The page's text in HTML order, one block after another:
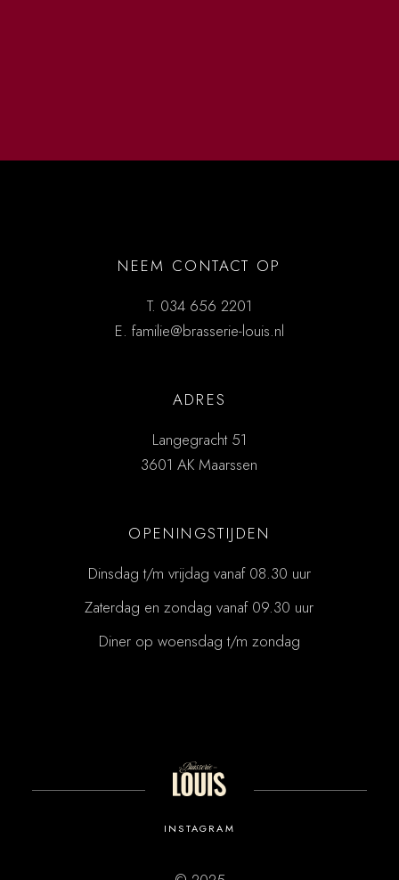
NEEM CONTACT OP
T. 034 656 2201
E. familie@brasserie-louis.nl
ADRES
Langegracht 51
3601 AK Maarssen
OPENINGSTIJDEN
Dinsdag t/m vrijdag vanaf 08.30 uur
Zaterdag en zondag vanaf 09.30 uur
Diner op woensdag t/m zondag
INSTAGRAM